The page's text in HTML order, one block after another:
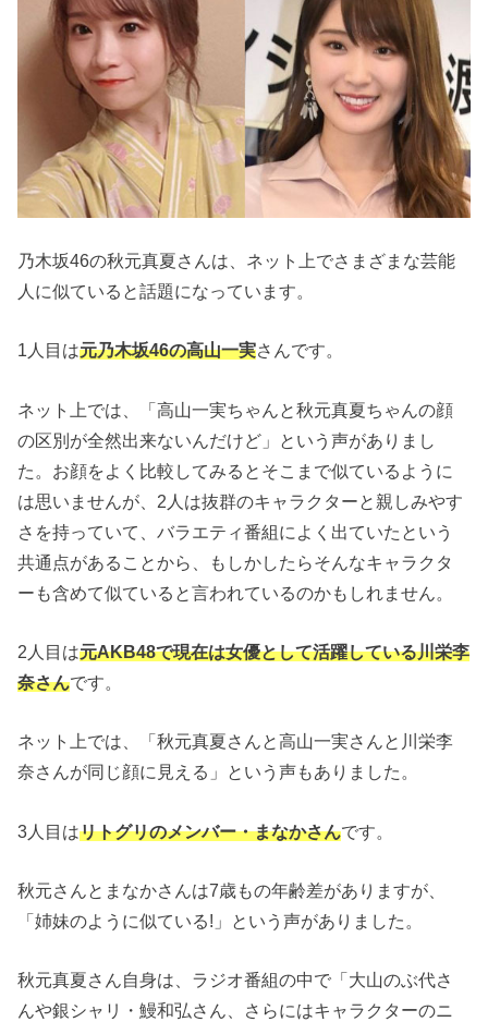
乃木坂46の秋元真夏さんは、ネット上でさまざまな芸能
人に似ていると話題になっています。
1人目は元乃木坂46の高山一実さんです。
ネット上では、「高山一実ちゃんと秋元真夏ちゃんの顔
の区別が全然出来ないんだけど」という声がありまし
た。お顔をよく比較してみるとそこまで似ているように
は思いませんが、2人は抜群のキャラクターと親しみやす
さを持っていて、バラエティ番組によく出ていたという
共通点があることから、もしかしたらそんなキャラクタ
ーも含めて似ていると言われているのかもしれません。
2人目は元AKB48で現在は女優として活躍している川栄李
奈さんです。
ネット上では、「秋元真夏さんと高山一実さんと川栄李
奈さんが同じ顔に見える」という声もありました。
3人目はリトグリのメンバー・まなかさんです。
秋元さんとまなかさんは7歳もの年齢差がありますが、
「姉妹のように似ている!」という声がありました。
秋元真夏さん自身は、ラジオ番組の中で「大山のぶ代さ
んや銀シャリ・鰻和弘さん、さらにはキャラクターのニ